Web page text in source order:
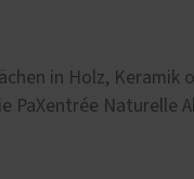
in Holz,
PaXentrée